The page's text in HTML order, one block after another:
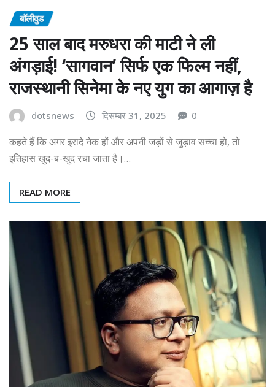
बॉलीवुड
25 साल बाद मरुधरा की माटी ने ली
अंगड़ाई! ‘सागवान’ सिर्फ एक फिल्म नहीं,
राजस्थानी सिनेमा के नए युग का आगाज़ है
dotsnews दिसम्बर 31, 2025 0
कहते हैं कि अगर इरादे नेक हों और अपनी जड़ों से जुड़ाव सच्चा हो, तो
इतिहास खुद-ब-खुद रचा जाता है।…
READ MORE